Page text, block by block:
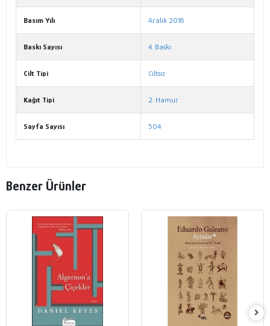
Basım Yılı Aralık 2018
Baskı Sayısı 4. Baskı
Cilt Tipi Ciltsiz
Kağıt Tipi 2. Hamur
Sayfa Sayısı 504
Benzer Ürünler